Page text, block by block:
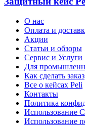
О нас
Оплата и
Акции
Статьи и обзоры
Сервис и Услуги
Для
Как сделать заказ
Все о кейсах Peli
Контакты
Политика
Использование
Использование